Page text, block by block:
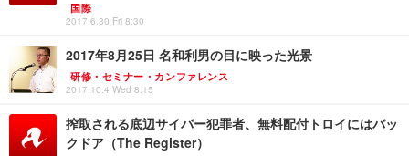
国際
2017.6.30 Fri 8:30
2017年8月25日 名和利男の目に映った光景
研修・セミナー・カンファレンス
2017.10.4 Wed 8:15
搾取される底辺サイバー犯罪者、無料配付トロイにはバッ
クドア（The Register）